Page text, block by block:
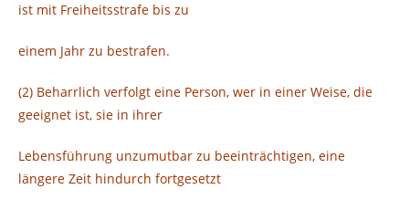
ist mit Freiheitsstrafe bis zu
einem Jahr zu bestrafen.
(2) Beharrlich verfolgt eine Person, wer in einer Weise, die
geeignet ist, sie in ihrer
Lebensführung unzumutbar zu beeinträchtigen, eine
längere Zeit hindurch fortgesetzt